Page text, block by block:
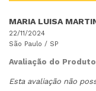
22/11/2024
São Paulo / SP
Avaliação do Produto
Esta avaliação não